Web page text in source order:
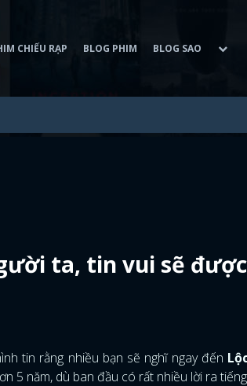
CHIẾU RẠP BLOG PHIM BLOG SAO
ta, tin vui sẽ
tin rằng nhiều bạn sẽ nghĩ ngay đến
5 năm, dù ban đầu có rất nhiều lời ra